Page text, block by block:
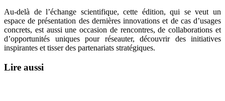
Au-delà de l’échange scientifique, cette édition, qui se veut un
espace de présentation des dernières innovations et de cas d’usages
concrets, est aussi une occasion de rencontres, de collaborations et
d’opportunités uniques pour réseauter, découvrir des initiatives
inspirantes et tisser des partenariats stratégiques.
Lire aussi